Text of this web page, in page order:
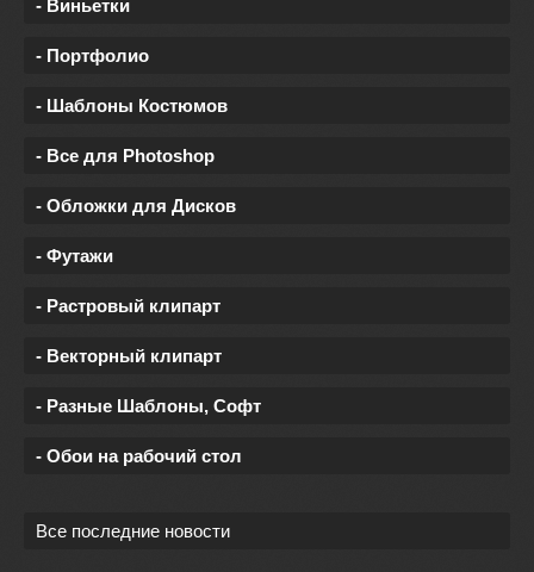
- Виньетки
- Портфолио
- Шаблоны Костюмов
- Все для Photoshop
- Обложки для Дисков
- Футажи
- Растровый клипарт
- Векторный клипарт
- Разные Шаблоны, Софт
- Обои на рабочий стол
Все последние новости